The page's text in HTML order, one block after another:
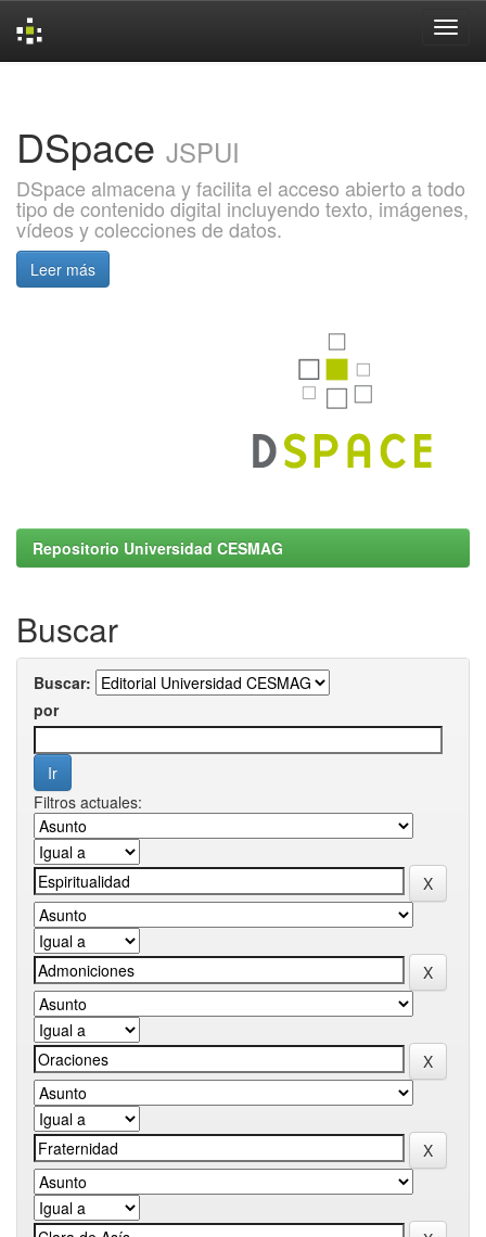
DSpace JSPUI
DSpace almacena y facilita el acceso abierto a todo
tipo de contenido digital incluyendo texto, imágenes,
vídeos y colecciones de datos.
Leer más
Repositorio Universidad CESMAG
Buscar
Buscar:
por
Filtros actuales: